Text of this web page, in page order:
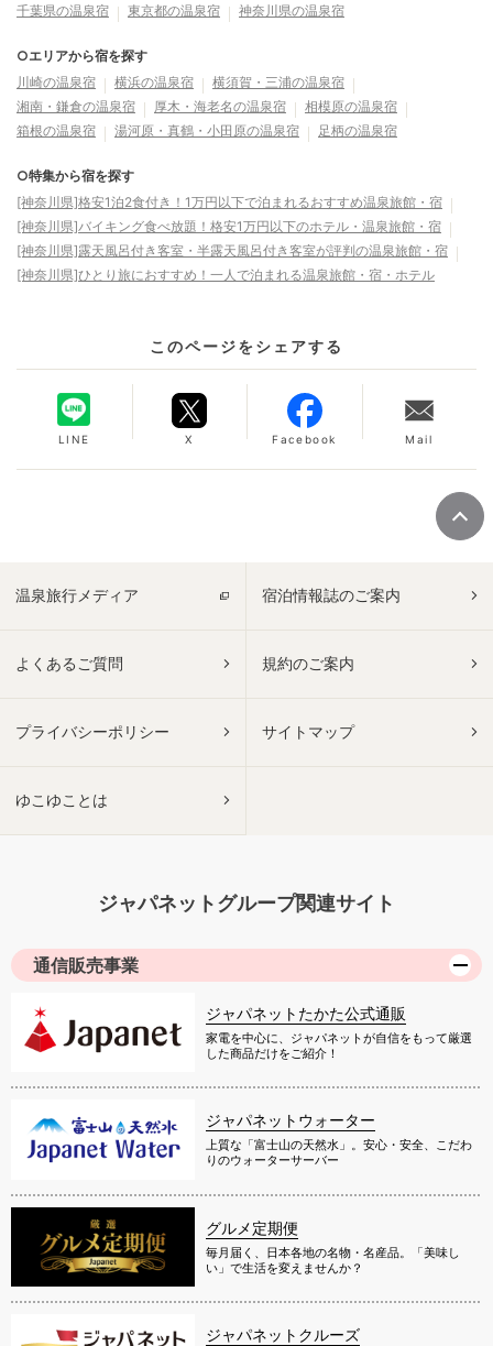
千葉県の温泉宿
東京都の温泉宿 神奈川県の温泉宿
○エリアから宿を探す
川崎の温泉宿
横浜の温泉宿
横須賀・三浦の温泉宿
湘南・鎌倉の温泉宿
厚木・海老名の温泉宿
相模原の温泉宿
箱根の温泉宿
湯河原・真鶴・小田原の温泉宿 足柄の温泉宿
○特集から宿を探す
[神奈川県]格安1泊2食付き！1万円以下で泊まれるおすすめ温泉旅館・宿
[神奈川県]バイキング食べ放題！格安1万円以下のホテル・温泉旅館・宿
[神奈川県]露天風呂付き客室・半露天風呂付き客室が評判の温泉旅館・宿
[神奈川県]ひとり旅におすすめ！一人で泊まれる温泉旅館・宿・ホテル
このページをシェアする
LINE X Facebook Mail
温泉旅行メディア 宿泊情報誌のご案内
よくあるご質問 規約のご案内
プライバシーポリシー サイトマップ
ゆこゆことは
ジャパネットグループ関連サイト
通信販売事業
ジャパネットたかた公式通販
家電を中心に、ジャパネットが自信をもって厳選
した商品だけをご紹介！
ジャパネットウォーター
上質な「富士山の天然水」。安心・安全、こだわ
りのウォーターサーバー
グルメ定期便
毎月届く、日本各地の名物・名産品。「美味し
い」で生活を変えませんか？
ジャパネットクルーズ